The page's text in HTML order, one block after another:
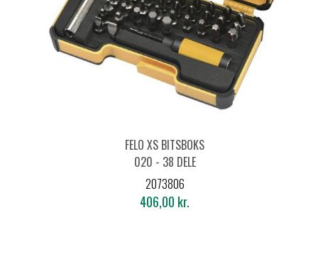
FELO XS BITSBOKS
020 - 38 DELE
2073806
406,00 kr.